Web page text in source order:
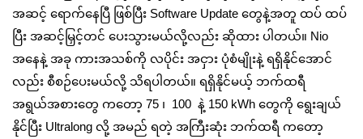
အဆင့် ရောက်နေပြီ ဖြစ်ပြီး Software Update တွေနဲ့အတူ ထပ် ထပ်
ပြီး အဆင့်မြှင့်တင် ပေးသွားမယ်လို့လည်း ဆိုထား ပါတယ်။ Nio
အနေနဲ့ အခု ကားအသစ်ကို လပိုင်း အငှား ပုံစံမျိုးနဲ့ ရရှိနိုင်အောင်
လည်း စီစဉ်ပေးမယ်လို့ သိရပါတယ်။ ရရှိနိုင်မယ့် ဘက်ထရီ
အရွယ်အစားတွေ ကတော့ 75 ၊ 100 နဲ့ 150 kWh တွေကို ရွေးချယ်
နိုင်ပြီး Ultralong လို့ အမည် ရတဲ့ အကြီးဆုံး ဘက်ထရီ ကတော့